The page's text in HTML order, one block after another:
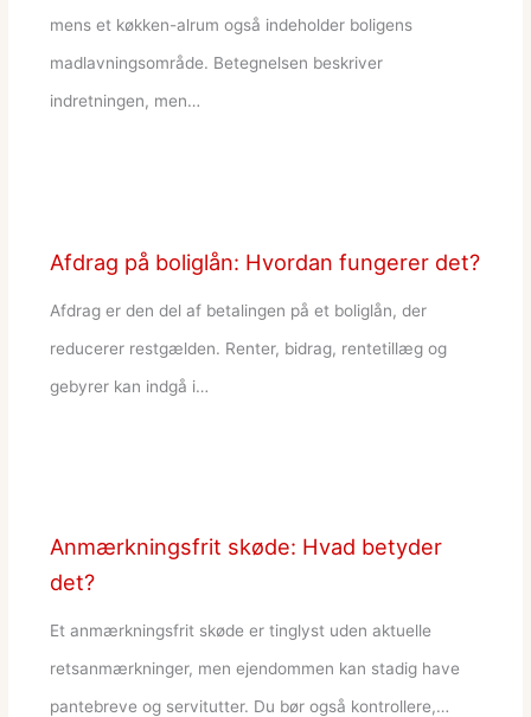
mens et køkken-alrum også indeholder boligens
madlavningsområde. Betegnelsen beskriver
indretningen, men…
Afdrag på boliglån: Hvordan fungerer det?
Afdrag er den del af betalingen på et boliglån, der
reducerer restgælden. Renter, bidrag, rentetillæg og
gebyrer kan indgå i…
Anmærkningsfrit skøde: Hvad betyder
det?
Et anmærkningsfrit skøde er tinglyst uden aktuelle
retsanmærkninger, men ejendommen kan stadig have
pantebreve og servitutter. Du bør også kontrollere,…